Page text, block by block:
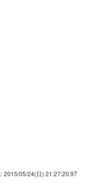
：2015/05/24(日) 21:27:20.97